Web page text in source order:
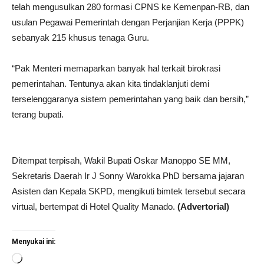
telah mengusulkan 280 formasi CPNS ke Kemenpan-RB, dan
usulan Pegawai Pemerintah dengan Perjanjian Kerja (PPPK)
sebanyak 215 khusus tenaga Guru.
“Pak Menteri memaparkan banyak hal terkait birokrasi
pemerintahan. Tentunya akan kita tindaklanjuti demi
terselenggaranya sistem pemerintahan yang baik dan bersih,”
terang bupati.
Ditempat terpisah, Wakil Bupati Oskar Manoppo SE MM,
Sekretaris Daerah Ir J Sonny Warokka PhD bersama jajaran
Asisten dan Kepala SKPD, mengikuti bimtek tersebut secara
virtual, bertempat di Hotel Quality Manado. (Advertorial)
Menyukai ini:
Memuat...